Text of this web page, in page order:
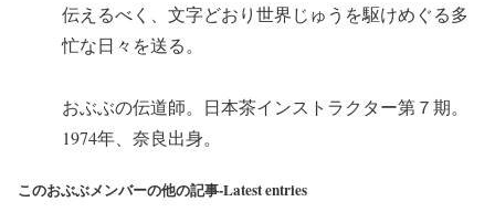
伝えるべく、文字どおり世界じゅうを駆けめぐる多
忙な日々を送る。
おぶぶの伝道師。日本茶インストラクター第７期。
1974年、奈良出身。
このおぶぶメンバーの他の記事-Latest entries